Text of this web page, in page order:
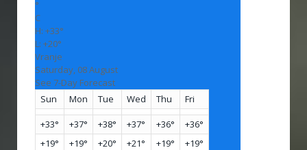
°
C
H: +33°
L: +20°
Vranje
Saturday, 08 August
See 7-Day Forecast
Sun
Mon Tue Wed Thu Fri
+33° +37° +38° +37° +36° +36°
+19° +19° +20° +21° +19° +19°